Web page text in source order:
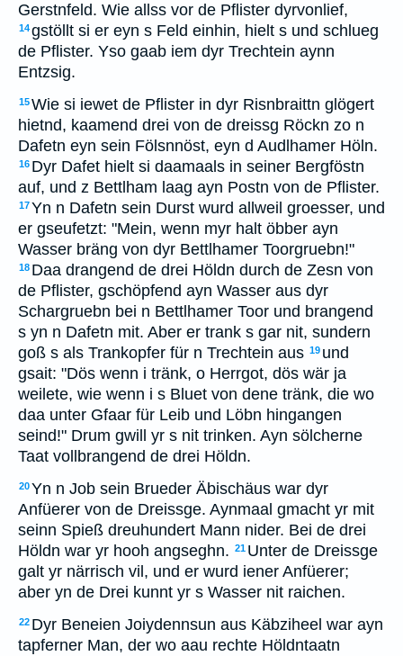
Gerstnfeld. Wie allss vor de Pflister dyrvonlief,
14gstöllt si er eyn s Feld einhin, hielt s und schlueg
de Pflister. Yso gaab iem dyr Trechtein aynn
Entzsig.
15Wie si iewet de Pflister in dyr Risnbraittn glögert
hietnd, kaamend drei von de dreissg Röckn zo n
Dafetn eyn sein Fölsnnöst, eyn d Audlhamer Höln.
16 Dyr Dafet hielt si daamaals in seiner Bergföstn
auf, und z Bettlham laag ayn Postn von de Pflister.
17Yn n Dafetn sein Durst wurd allweil groesser, und
er gseufetzt: "Mein, wenn myr halt öbber ayn
Wasser bräng von dyr Bettlhamer Toorgruebn!"
18 Daa drangend de drei Höldn durch de Zesn von
de Pflister, gschöpfend ayn Wasser aus dyr
Schargruebn bei n Bettlhamer Toor und brangend
s yn n Dafetn mit. Aber er trank s gar nit, sundern
goß s als Trankopfer für n Trechtein aus 19 und
gsait: "Dös wenn i tränk, o Herrgot, dös wär ja
weilete, wie wenn i s Bluet von dene tränk, die wo
daa unter Gfaar für Leib und Löbn hingangen
seind!" Drum gwill yr s nit trinken. Ayn sölcherne
Taat vollbrangend de drei Höldn.
20Yn n Job sein Brueder Äbischäus war dyr
Anfüerer von de Dreissge. Aynmaal gmacht yr mit
seinn Spieß dreuhundert Mann nider. Bei de drei
Höldn war yr hooh angseghn. 21 Unter de Dreissge
galt yr närrisch vil, und er wurd iener Anfüerer;
aber yn de Drei kunnt yr s Wasser nit raichen.
22 Dyr Beneien Joiydennsun aus Käbziheel war ayn
tapferner Man, der wo aau rechte Höldntaatn